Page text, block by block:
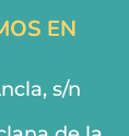
EN
s/n